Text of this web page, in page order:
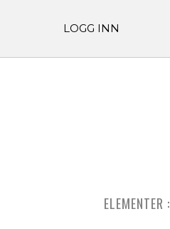
LOGG INN
ELEMENTER :